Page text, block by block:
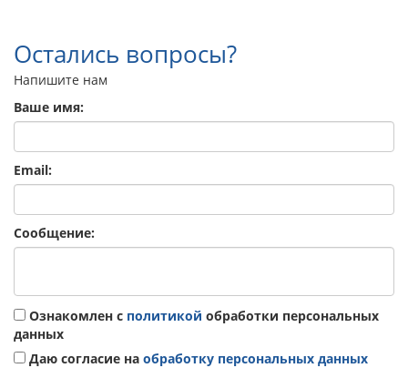
Остались вопросы?
Напишите нам
Ваше имя:
Email:
Сообщение:
Ознакомлен с политикой обработки персональных
данных
Даю согласие на обработку персональных данных